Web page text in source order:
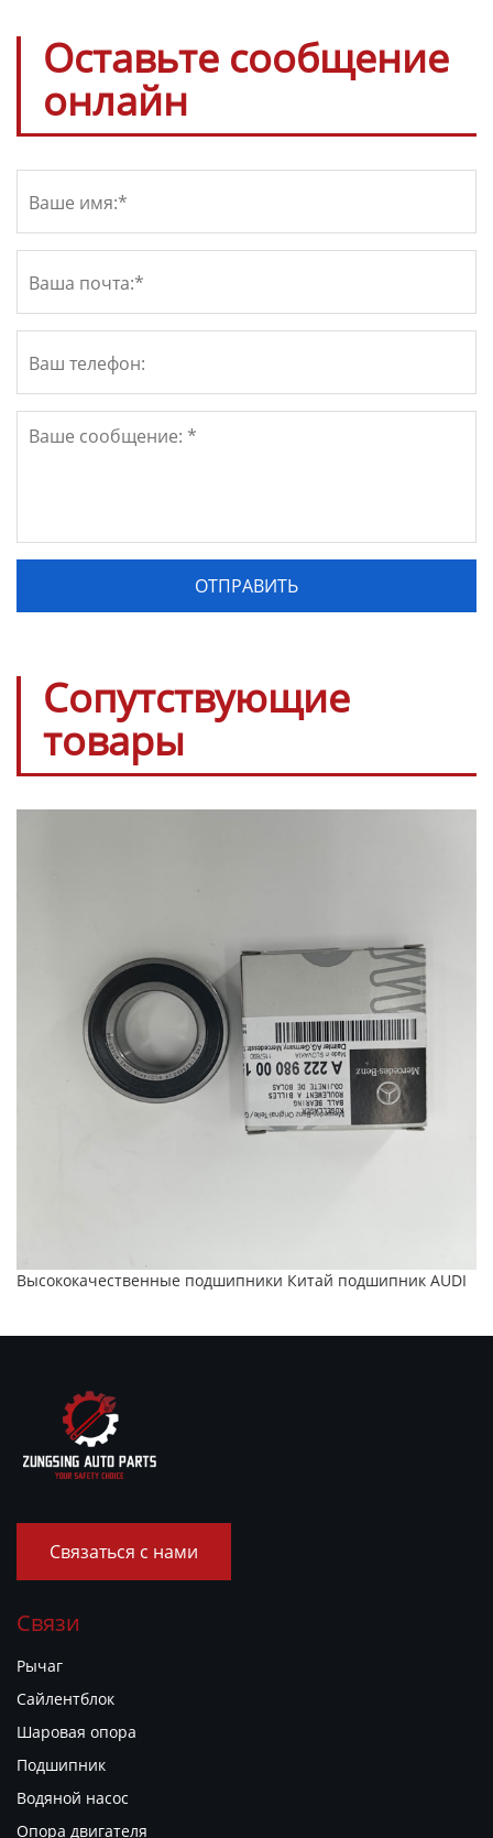
Оставьте сообщение
онлайн
Сопутствующие
товары
Высококачественные подшипники Китай подшипник AUDI
Связаться с нами
Связи
Рычаг
Сайлентблок
Шаровая опора
Подшипник
Водяной насос
Опора двигателя